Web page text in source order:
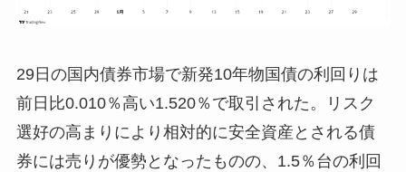
29日の国内債券市場で新発10年物国債の利回りは
前日比0.010％高い1.520％で取引された。リスク
選好の高まりにより相対的に安全資産とされる債
券には売りが優勢となったものの、1.5％台の利回